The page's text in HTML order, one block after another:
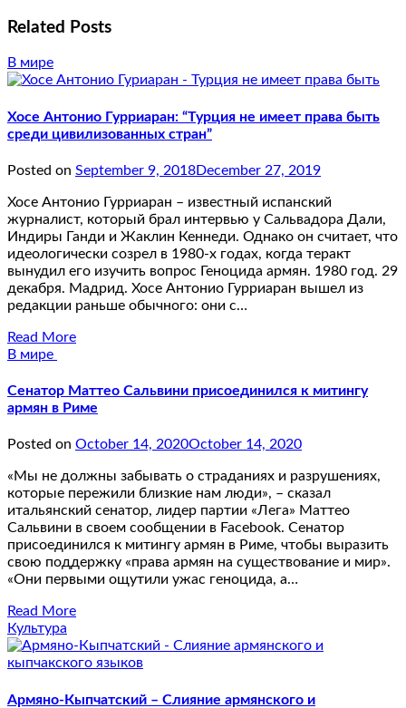
Related Posts
В мире
Хосе Антонио Гурриаран: “Турция не имеет права быть
среди цивилизованных стран”
Posted on September 9, 2018December 27, 2019
Хосе Антонио Гурриаран – известный испанский
журналист, который брал интервью у Сальвадора Дали,
Индиры Ганди и Жаклин Кеннеди. Однако он считает, что
идеологически созрел в 1980-х годах, когда теракт
вынудил его изучить вопрос Геноцида армян. 1980 год. 29
декабря. Мадрид. Хосе Антонио Гурриаран вышел из
редакции раньше обычного: они с…
Read More
В мире
Сенатор Маттео Сальвини присоединился к митингу
армян в Риме
Posted on October 14, 2020October 14, 2020
«Мы не должны забывать о страданиях и разрушениях,
которые пережили близкие нам люди», – сказал
итальянский сенатор, лидер партии «Лега» Маттео
Сальвини в своем сообщении в Facebook. Сенатор
присоединился к митингу армян в Риме, чтобы выразить
свою поддержку «права армян на существование и мир».
«Они первыми ощутили ужас геноцида, а…
Read More
Культура
Армяно-Кыпчатский – Слияние армянского и